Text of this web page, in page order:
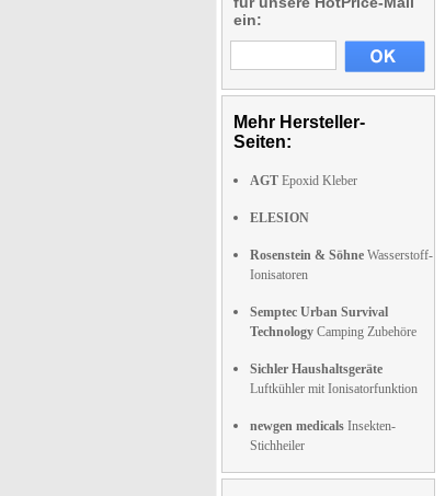
ein:
Mehr Hersteller-
Seiten:
AGT Epoxid Kleber
ELESION
Rosenstein & Söhne Wasserstoff-
Ionisatoren
Semptec Urban Survival
Technology Camping Zubehöre
Sichler Haushaltsgeräte
Luftkühler mit Ionisatorfunktion
newgen medicals Insekten-
Stichheiler